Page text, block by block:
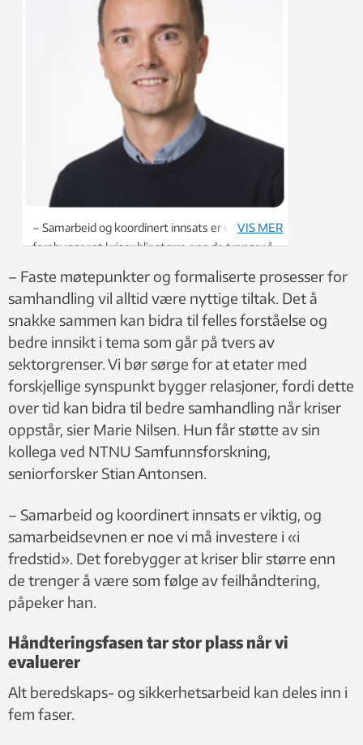
– Samarbeid og koordinert innsats er viktig. Det
forebygger at kriser blir større enn de trenger å
Antonsen, NTNU Samfunnsforskning.
VIS MER
– Faste møtepunkter og formaliserte prosesser for
samhandling vil alltid være nyttige tiltak. Det å
snakke sammen kan bidra til felles forståelse og
bedre innsikt i tema som går på tvers av
sektorgrenser. Vi bør sørge for at etater med
forskjellige synspunkt bygger relasjoner, fordi dette
over tid kan bidra til bedre samhandling når kriser
oppstår, sier Marie Nilsen. Hun får støtte av sin
kollega ved NTNU Samfunnsforskning,
seniorforsker Stian Antonsen.
– Samarbeid og koordinert innsats er viktig, og
samarbeidsevnen er noe vi må investere i «i
fredstid». Det forebygger at kriser blir større enn
de trenger å være som følge av feilhåndtering,
påpeker han.
Håndteringsfasen tar stor plass når vi
evaluerer
Alt beredskaps- og sikkerhetsarbeid kan deles inn i
fem faser.